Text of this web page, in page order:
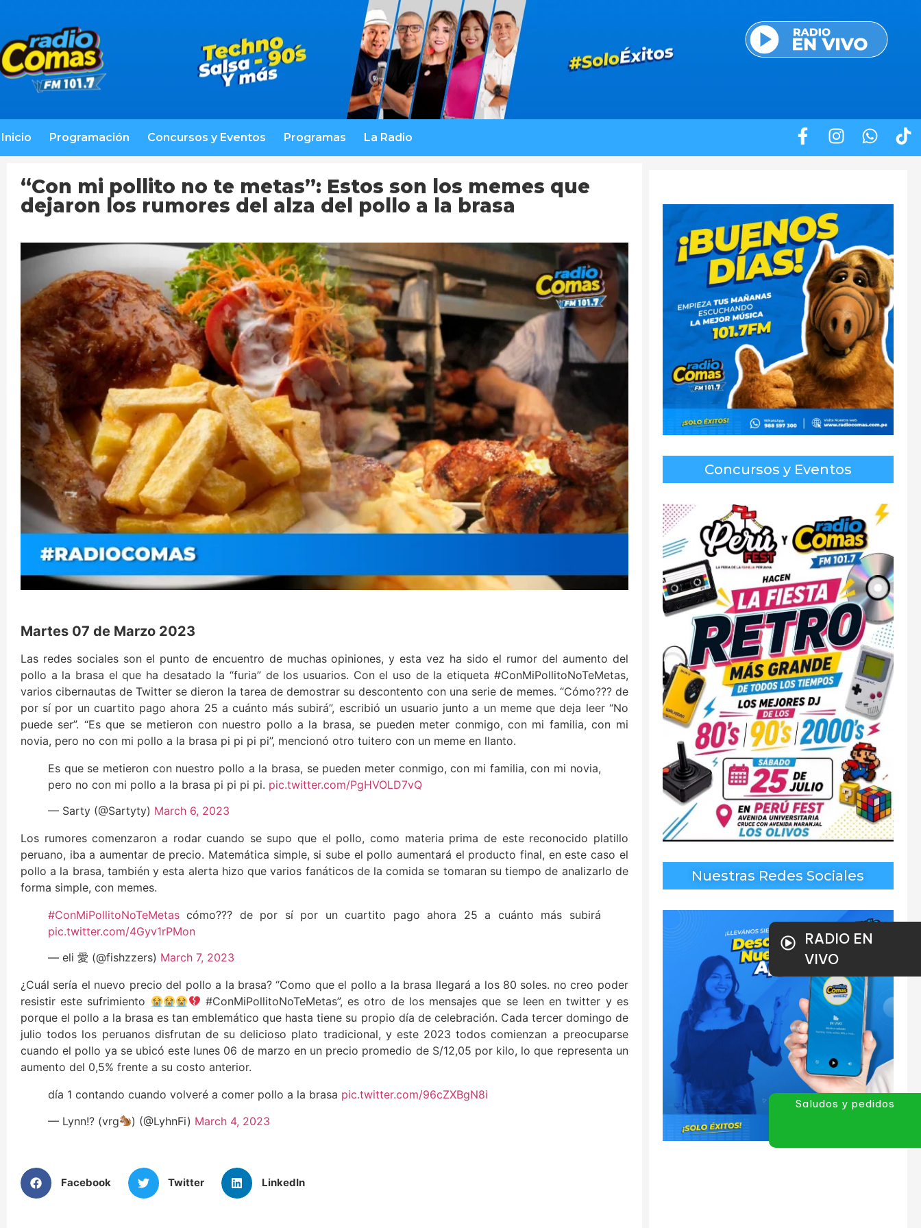
Inicio Programación Concursos y Eventos Programas La Radio
“Con mi pollito no te metas”: Estos son los memes que
dejaron los rumores del alza del pollo a la brasa
Martes 07 de Marzo 2023
Las redes sociales son el punto de encuentro de muchas opiniones, y esta vez ha sido el rumor del aumento del
pollo a la brasa el que ha desatado la “furia” de los usuarios. Con el uso de la etiqueta #ConMiPollitoNoTeMetas,
varios cibernautas de Twitter se dieron la tarea de demostrar su descontento con una serie de memes. “Cómo??? de
por sí por un cuartito pago ahora 25 a cuánto más subirá”, escribió un usuario junto a un meme que deja leer “No
puede ser”. “Es que se metieron con nuestro pollo a la brasa, se pueden meter conmigo, con mi familia, con mi
novia, pero no con mi pollo a la brasa pi pi pi pi”, mencionó otro tuitero con un meme en llanto.
Es que se metieron con nuestro pollo a la brasa, se pueden meter conmigo, con mi familia, con mi novia,
pero no con mi pollo a la brasa pi pi pi pi. pic.twitter.com/PgHVOLD7vQ
— Sarty (@Sartyty) March 6, 2023
Los rumores comenzaron a rodar cuando se supo que el pollo, como materia prima de este reconocido platillo
peruano, iba a aumentar de precio. Matemática simple, si sube el pollo aumentará el producto final, en este caso el
pollo a la brasa, también y esta alerta hizo que varios fanáticos de la comida se tomaran su tiempo de analizarlo de
forma simple, con memes.
#ConMiPollitoNoTeMetas cómo??? de por sí por un cuartito pago ahora 25 a cuánto más subirá
pic.twitter.com/4Gyv1rPMon
— eli 愛 (@fishzzers) March 7, 2023
¿Cuál sería el nuevo precio del pollo a la brasa? “Como que el pollo a la brasa llegará a los 80 soles. no creo poder
resistir este sufrimiento
#ConMiPollitoNoTeMetas”, es otro de los mensajes que se leen en twitter y es
porque el pollo a la brasa es tan emblemático que hasta tiene su propio día de celebración. Cada tercer domingo de
julio todos los peruanos disfrutan de su delicioso plato tradicional, y este 2023 todos comienzan a preocuparse
cuando el pollo ya se ubicó este lunes 06 de marzo en un precio promedio de S/12,05 por kilo, lo que representa un
aumento del 0,5% frente a su costo anterior.
día 1 contando cuando volveré a comer pollo a la brasa pic.twitter.com/96cZXBgN8i
— Lynn!? (vrg
) (@LyhnFi) March 4, 2023
Facebook Twitter LinkedIn
Concursos y Eventos
Nuestras Redes Sociales
RADIO EN
VIVO
Saludos y pedidos